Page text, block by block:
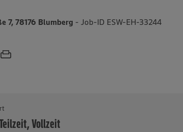
7, 78176 Blumberg - Job-ID ESW-EH-33244
Vollzeit